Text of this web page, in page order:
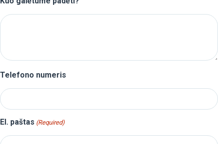
Telefono numeris
El. paštas (Required)